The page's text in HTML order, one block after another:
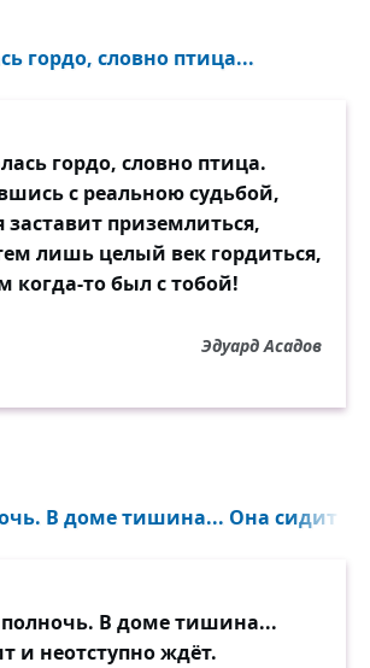
Хоть всё же
почти восторженный,
влюблённой
когда–то брошенной,
обделённой.
и самой главной!
всё не случится.
вдруг невзгоды
и смешными.
гордо, словно птица...
гордо, словно птица.
с реальною судьбой,
приземлиться,
лишь целый век гордиться,
когда-то был с тобой!
Эдуард Асадов
В доме тишина... Она сидит и
В доме тишина...
и неотступно ждёт.